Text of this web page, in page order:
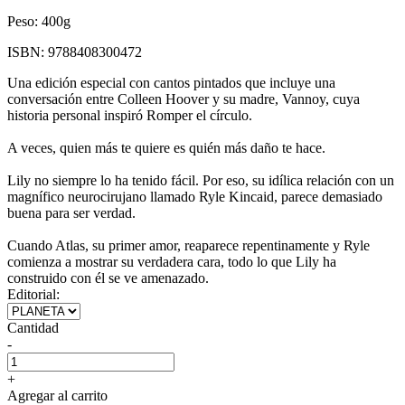
Peso: 400g
ISBN: 9788408300472
Una edición especial con cantos pintados que incluye una
conversación entre Colleen Hoover y su madre, Vannoy, cuya
historia personal inspiró Romper el círculo.
A veces, quien más te quiere es quién más daño te hace.
Lily no siempre lo ha tenido fácil. Por eso, su idílica relación con un
magnífico neurocirujano llamado Ryle Kincaid, parece demasiado
buena para ser verdad.
Cuando Atlas, su primer amor, reaparece repentinamente y Ryle
comienza a mostrar su verdadera cara, todo lo que Lily ha
construido con él se ve amenazado.
Editorial:
Cantidad
-
+
Agregar al carrito